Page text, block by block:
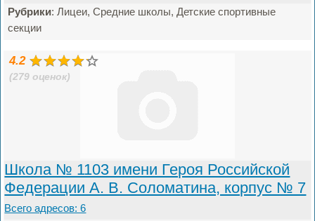
Рубрики: Лицеи, Средние школы, Детские спортивные
секции
4.2
(279 оценок)
Школа № 1103 имени Героя Российской
Федерации А. В. Соломатина, корпус № 7
Всего адресов: 6